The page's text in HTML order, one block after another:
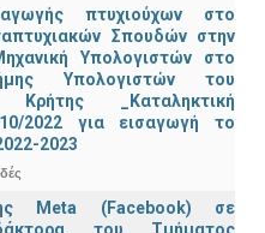
πτυχιούχων στo
Σπουδών στην
Υπολογιστών στο
Υπολογιστών του
Κρήτης _Καταληκτική
2022 για εισαγωγή το
2023
Meta (Facebook) σε
του Τμήματος